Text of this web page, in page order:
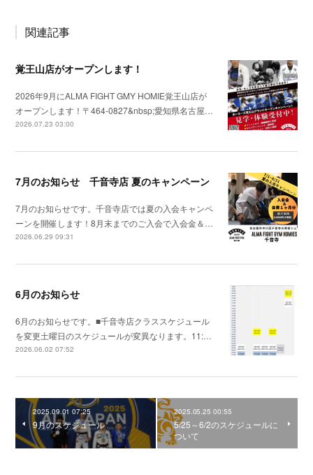
関連記事
覚王山店がオープンします！
2026年9月にALMA FIGHT GMY HOMIE覚王山店が
オープンします！〒464-0827&nbsp;愛知県名古屋…
2026.07.23 03:00
7月のお知らせ 千音寺店 夏のキャンペーン
7月のお知らせです。千音寺店では夏の入会キャンペ
ーンを開催します！8月末までのご入会で入会金＆…
2026.06.29 09:31
6月のお知らせ
6月のお知らせです。■千音寺店クラススケジュール
を変更土曜日のスケジュールが変異なります。11:…
2026.06.02 07:52
2025.09.01 07:25
9月のスケジュール
2025.05.25 00:55
5/25～6/2のスケジュールに
ついて